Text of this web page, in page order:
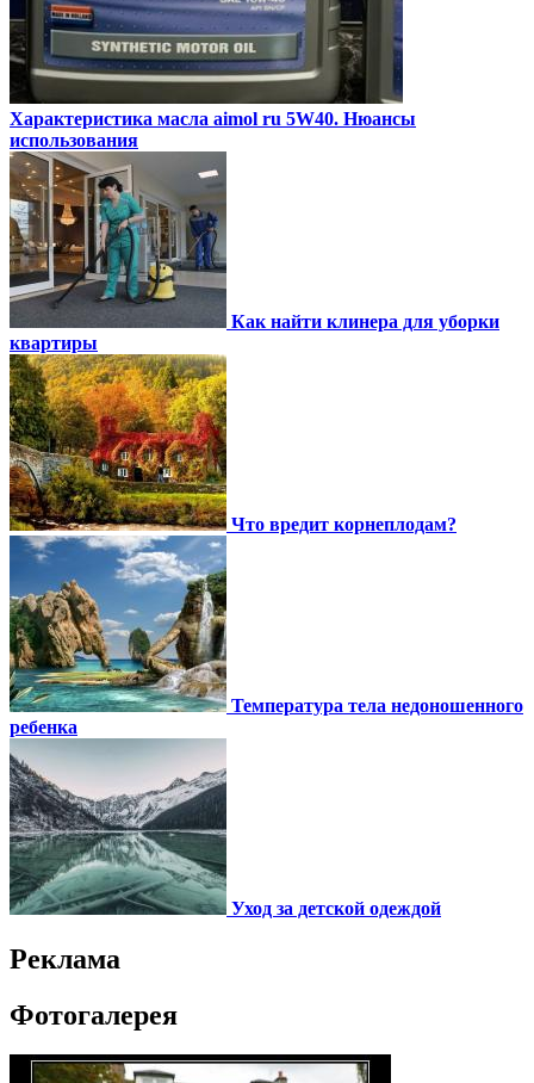
Характеристика масла aimol ru 5W40. Нюансы
использования
Как найти клинера для уборки
квартиры
Что вредит корнеплодам?
Температура тела недоношенного
ребенка
Уход за детской одеждой
Реклама
Фотогалерея